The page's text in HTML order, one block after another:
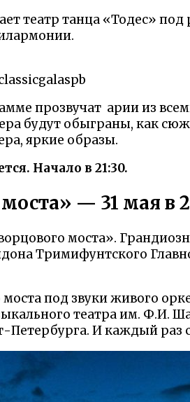
театр танца «Тодес»
прозвучат арии из
будут обыграны, как
яркие образы.
Начало в 21:30.
— 31 мая в
моста».
Тримифунтского
под звуки живого
театра им. Ф.И.
Петербурга. И каждый